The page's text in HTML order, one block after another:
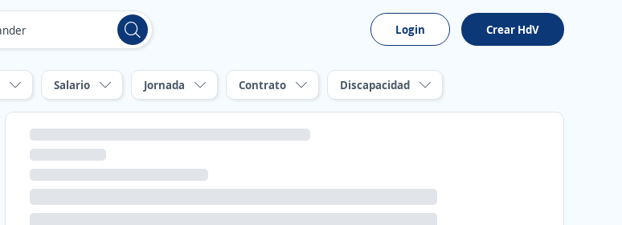
Login Crear HdV
Salario Jornada Contrato Discapacidad